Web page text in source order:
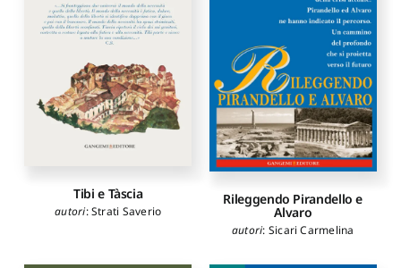
Tibi e Tàscia
autori:Strati Saverio
Rileggendo Pirandello e
Alvaro
autori: Sicari Carmelina